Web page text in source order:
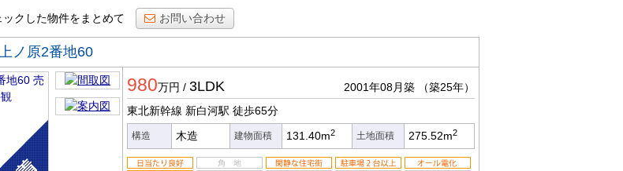
ックした物件をまとめて お問い合わせ
ノ原2番地60
980万円 / 3LDK 2001年08月築
（築25年）
東北新幹線 新白河駅 徒歩65分
構造 木造 建物面積 131.40m2 土地面積 275.52m2